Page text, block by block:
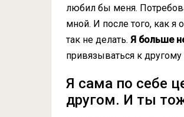
любил бы меня.
мной. И после того, как я
так не делать. Я больше
привязываться к другому
Я сама по себе
другом. И ты